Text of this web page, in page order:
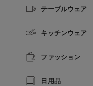
テーブルウェア
キッチンウェア
ファッション
日用品